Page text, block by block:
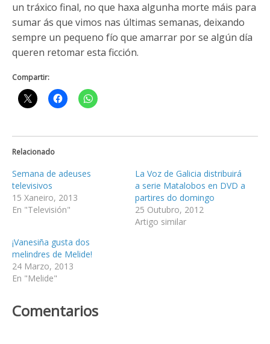
un tráxico final, no que haxa algunha morte máis para
sumar ás que vimos nas últimas semanas, deixando
sempre un pequeno fío que amarrar por se algún día
queren retomar esta ficción.
Compartir:
Relacionado
Semana de adeuses
televisivos
15 Xaneiro, 2013
En "Televisión"
La Voz de Galicia distribuirá
a serie Matalobos en DVD a
partires do domingo
25 Outubro, 2012
Artigo similar
¡Vanesiña gusta dos
melindres de Melide!
24 Marzo, 2013
En "Melide"
Comentarios